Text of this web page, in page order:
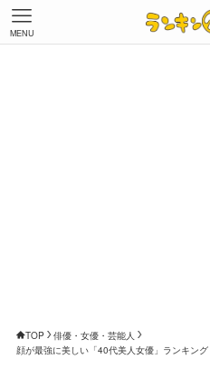
MENU
TOP
俳優・女優・芸能人
顔が最強に美しい「40代美人女優」ランキン